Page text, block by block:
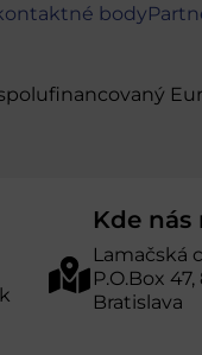
body
Kde nás
Lamačská
P.O.Box
Bratislava